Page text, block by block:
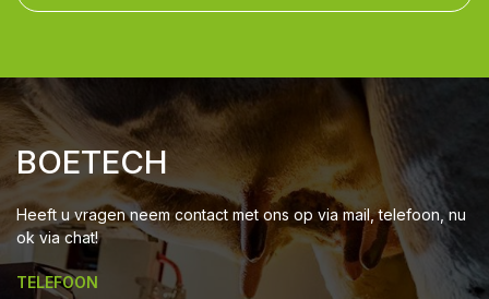
BOETECH
Heeft u vragen neem contact met ons op via mail, telefoon, nu
ok via chat!
TELEFOON